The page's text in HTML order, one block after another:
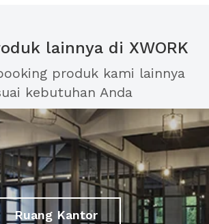
lainnya di XWORK
produk kami lainnya
kebutuhan Anda
Ruang Kantor